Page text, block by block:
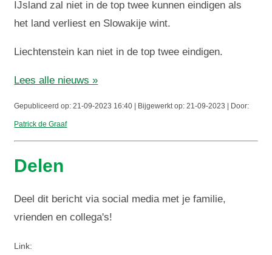
IJsland zal niet in de top twee kunnen eindigen als
het land verliest en Slowakije wint.
Liechtenstein kan niet in de top twee eindigen.
Lees alle nieuws »
Gepubliceerd op: 21-09-2023 16:40 | Bijgewerkt op: 21-09-2023 | Door:
Patrick de Graaf
Delen
Deel dit bericht via social media met je familie,
vrienden en collega's!
Link: